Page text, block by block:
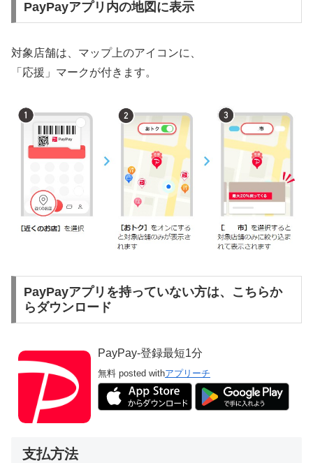
PayPayアプリ内の地図に表示
対象店舗は、マップ上のアイコンに、
「応援」マークが付きます。
PayPayアプリを持っていない方は、こちらか
らダウンロード
PayPay-登録最短1分
無料 posted withアプリーチ
支払方法